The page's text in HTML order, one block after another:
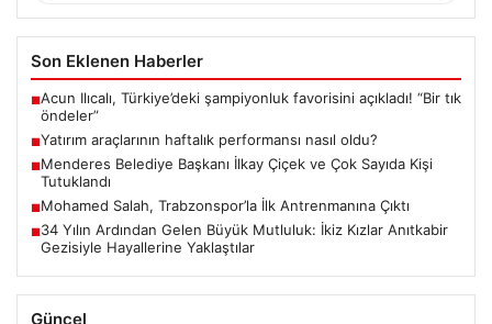
Son Eklenen Haberler
■Acun Ilıcalı, Türkiye’deki şampiyonluk favorisini açıkladı! “Bir tık
öndeler”
■Yatırım araçlarının haftalık performansı nasıl oldu?
■Menderes Belediye Başkanı İlkay Çiçek ve Çok Sayıda Kişi
Tutuklandı
■Mohamed Salah, Trabzonspor’la İlk Antrenmanına Çıktı
■34 Yılın Ardından Gelen Büyük Mutluluk: İkiz Kızlar Anıtkabir
Gezisiyle Hayallerine Yaklaştılar
Güncel